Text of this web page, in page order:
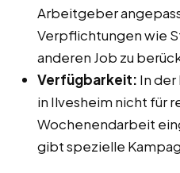
Arbeitgeber
Verpflichtungen wie
anderen Job zu
Verfügbarkeit: In
in Ilvesheim nicht für
Wochenendarbeit
gibt spezielle